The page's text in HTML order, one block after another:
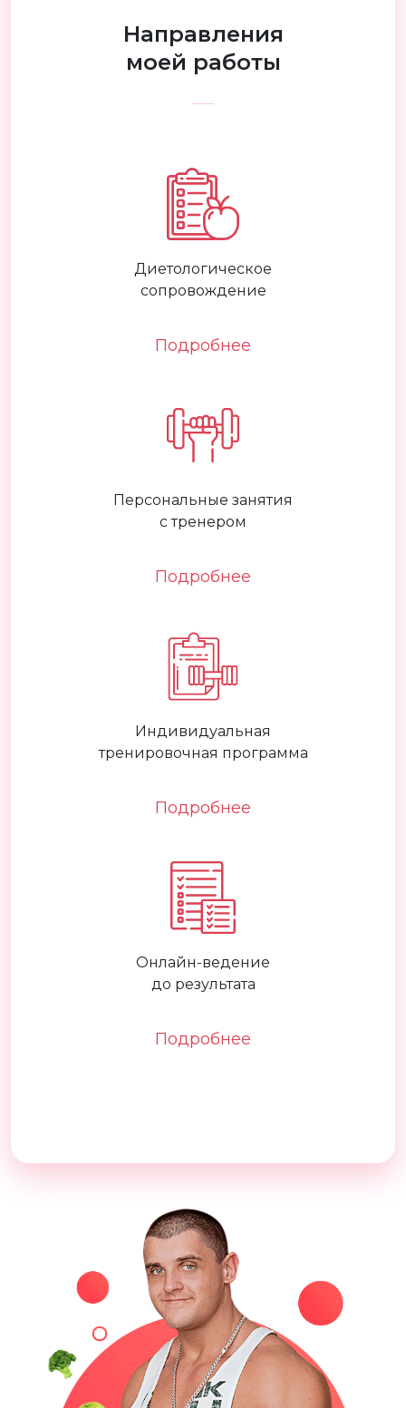
Направления
моей работы
Диетологическое
сопровождение
Подробнее
Персональные занятия
с тренером
Подробнее
Индивидуальная
тренировочная программа
Подробнее
Онлайн-ведение
до результата
Подробнее